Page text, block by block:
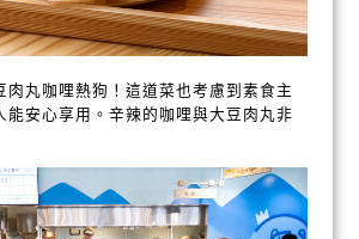
肉丸咖哩熱狗！這道菜也考慮到素食主
能安心享用。辛辣的咖哩與大豆肉丸非